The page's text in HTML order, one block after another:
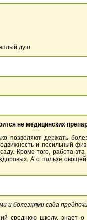
душ.
не медицинских
позволяют держать
и посильный
Кроме того, работа
А о пользе
и болезнями сада
среднюю школу, знает